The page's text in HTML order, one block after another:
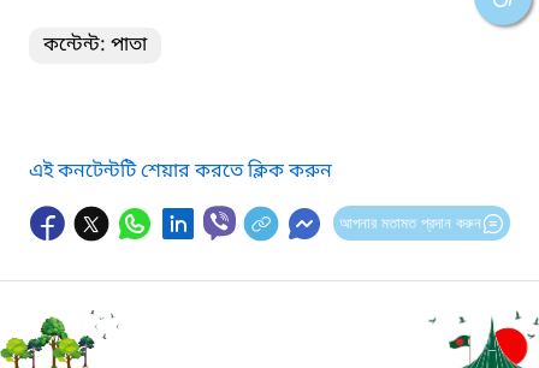
কন্টেন্ট: পাতা
এই কনটেন্টটি শেয়ার করতে ক্লিক করুন
আপনার মতামত প্রদান করুন